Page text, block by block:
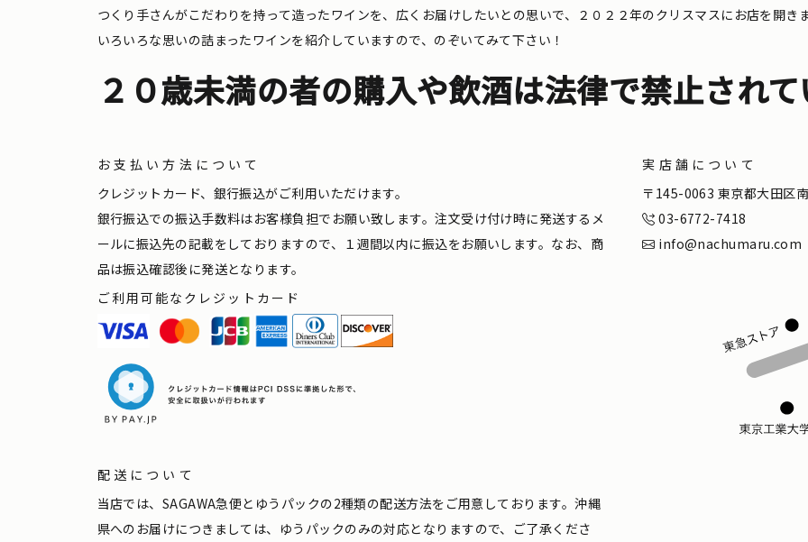
つくり手さんがこだわりを持って造ったワインを、広くお届けしたいとの思いで、２０２２年のクリスマスにお店を開き
いろいろな思いの詰まったワインを紹介していますので、のぞいてみて下さい！
２０歳未満の者の購入や飲酒は法律で禁止され
お支払い方法について
クレジットカード、銀行振込がご利用いただけます。
銀行振込での振込手数料はお客様負担でお願い致します。注文受け付け時に発送するメ
ールに振込先の記載をしておりますので、１週間以内に振込をお願いします。なお、商
品は振込確認後に発送となります。
ご利用可能なクレジットカード
配送について
当店では、SAGAWA急便とゆうパックの2種類の配送方法をご用意しております。沖縄
県へのお届けにつきましては、ゆうパックのみの対応となりますので、ご了承くださ
実店舗について
〒145-0063 東京都大田区
03-6772-7418
info@nachumaru.com